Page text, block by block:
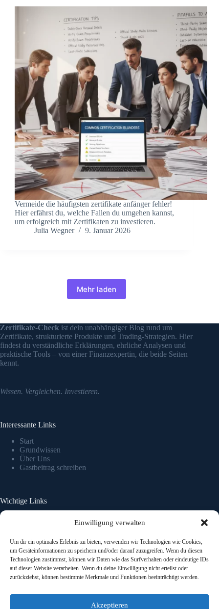
Einwilligung verwalten
Um dir ein optimales Erlebnis zu bieten, verwenden wir Technologien wie Cookies,
um Geräteinformationen zu speichern und/oder darauf zuzugreifen. Wenn du diesen
Technologien zustimmst, können wir Daten wie das Surfverhalten oder eindeutige IDs
auf dieser Website verarbeiten. Wenn du deine Einwilligung nicht erteilst oder
zurückziehst, können bestimmte Merkmale und Funktionen beeinträchtigt werden.
Akzeptieren
Vermeide die häufigsten zertifikate anfänger fehler!
Hier erfährst du, welche Fallen du umgehen kannst,
um erfolgreich mit Zertifikaten zu investieren.
Julia Wegner
9. Januar 2026
Mehr laden
Zertifikate-Check ist dein unabhängiger Blog rund um
Zertifikate, strukturierte Produkte und Trading-Strategien. Hier
findest du verständliche Erklärungen, ehrliche Analysen und
praktische Tools – von einer Finanzexpertin, die beide Seiten
kennt.
Wissen. Vergleichen. Investieren.
Interessante Links
Start
Grundwissen
Über Uns
Gastbeitrag schreiben
Wichtige Links
Datenschutzerklärung
Risikohinweis:Keine Anlageberatung. Investitionen in
Zertifikate sind mit Risiken verbunden – bis hin zum
Totalverlust. Informiere dich sorgfältig, bevor du investierst.
Einige Links auf dieser Website sind Affiliate-Links.